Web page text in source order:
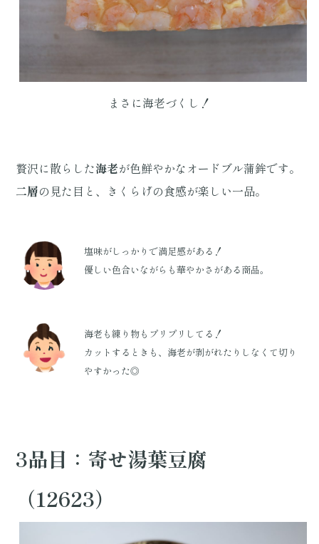
まさに海老づくし！
贅沢に散らした海老が色鮮やかなオードブル蒲鉾です。
二層の見た目と、きくらげの食感が楽しい一品。
塩味がしっかりで満足感がある！
優しい色合いながらも華やかさがある商品。
海老も練り物もプリプリしてる！
カットするときも、海老が剥がれたりしなくて切り
やすかった◎
3品目：寄せ湯葉豆腐
（12623）